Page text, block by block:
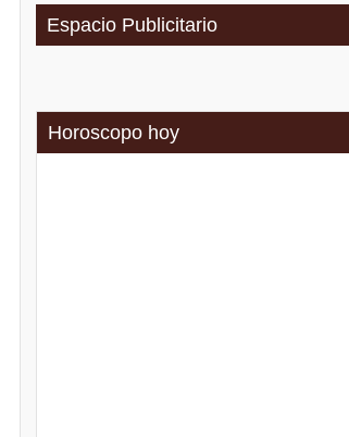
Espacio Publicitario
Horoscopo hoy